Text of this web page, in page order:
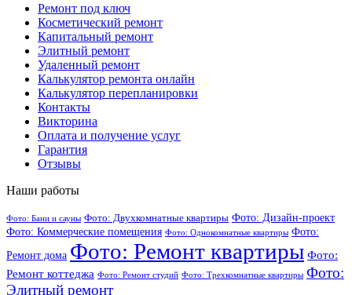
Ремонт под ключ
Косметический ремонт
Капитальный ремонт
Элитный ремонт
Удаленный ремонт
Калькулятор ремонта онлайн
Калькулятор перепланировки
Контакты
Викторина
Оплата и получение услуг
Гарантия
Отзывы
Наши работы
Фото: Бани и сауны Фото: Двухкомнатные квартиры Фото: Дизайн-проект
Фото: Коммерческие помещения Фото: Однокомнатные квартиры Фото:
Ремонт дома Фото: Ремонт квартиры Фото:
Ремонт коттеджа Фото: Ремонт студий Фото: Трехкомнатные квартиры Фото:
Элитный ремонт